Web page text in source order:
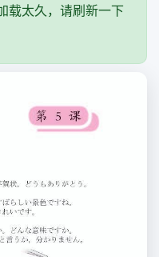
载太久，请刷新一下